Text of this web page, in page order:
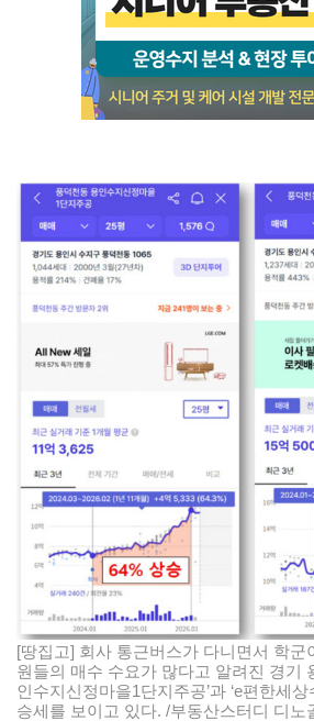
[땅집고] 회사 통근버스가 다니면서 학군
원들의 매수 수요가 많다고 알려진 경기
인수지신정마을1단지주공’과 ‘e편한세
승세를 보이고 있다. /부동산스터디 디노